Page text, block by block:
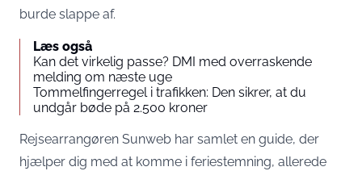
burde slappe af.
Læs også
Kan det virkelig passe? DMI med overraskende
melding om næste uge
Tommelfingerregel i trafikken: Den sikrer, at du
undgår bøde på 2.500 kroner
Rejsearrangøren Sunweb har samlet en guide, der
hjælper dig med at komme i feriestemning, allerede